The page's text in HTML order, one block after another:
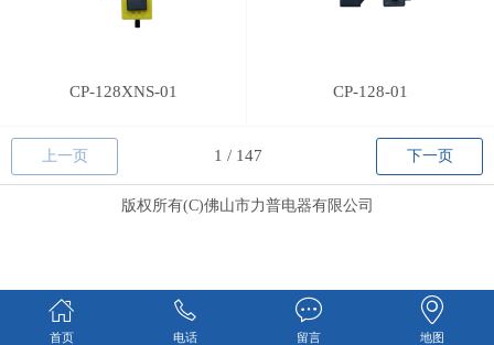
CP-128XNS-01 CP-128-01
上一页 下一页
版权所有(C)佛山市力普电器有限公司
首页 电话 留言 地图